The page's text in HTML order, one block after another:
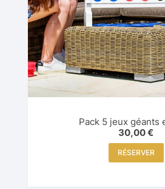
Pack 5 jeux géants
30,00€
RÉSERVER